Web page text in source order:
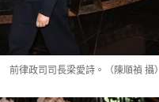
前律政司司長梁愛詩。（陳順禎 攝）